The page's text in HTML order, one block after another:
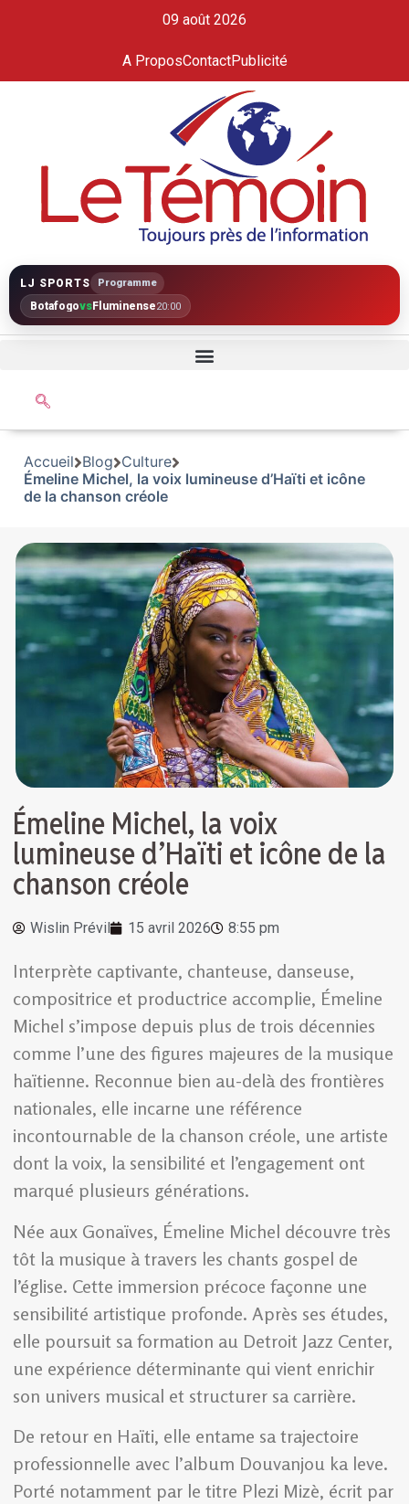
09 août 2026
A ProposContactPublicité
LJ SPORTS Programme
BotafogovsFluminense20:00
Accueil Blog Culture
Émeline Michel, la voix lumineuse d’Haïti et icône
de la chanson créole
Émeline Michel, la voix
lumineuse d’Haïti et icône de la
chanson créole
Wislin Prévil 15 avril 2026 8:55 pm
Interprète captivante, chanteuse, danseuse,
compositrice et productrice accomplie, Émeline
Michel s’impose depuis plus de trois décennies
comme l’une des figures majeures de la musique
haïtienne. Reconnue bien au-delà des frontières
nationales, elle incarne une référence
incontournable de la chanson créole, une artiste
dont la voix, la sensibilité et l’engagement ont
marqué plusieurs générations.
Née aux Gonaïves, Émeline Michel découvre très
tôt la musique à travers les chants gospel de
l’église. Cette immersion précoce façonne une
sensibilité artistique profonde. Après ses études,
elle poursuit sa formation au Detroit Jazz Center,
une expérience déterminante qui vient enrichir
son univers musical et structurer sa carrière.
De retour en Haïti, elle entame sa trajectoire
professionnelle avec l’album Douvanjou ka leve.
Porté notamment par le titre Plezi Mizè, écrit par